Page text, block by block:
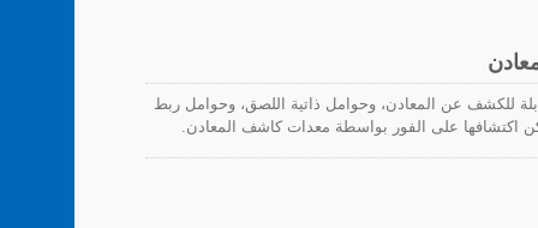
للكشف عن المعادن، وحوامل ذاتية اللصق، وحوامل ربط
اكتشافها على الفور بواسطة معدات كاشف المعادن.